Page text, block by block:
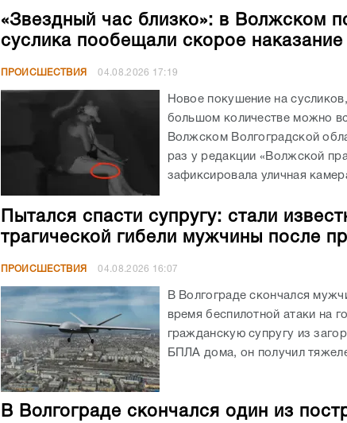
«Звездный час близко»: в Волжском
суслика пообещали скорое наказание
ПРОИСШЕСТВИЯ 04.08.2026 17:19
Новое покушение на
большом количестве можно
Волжском Волгоградской
раз у редакции «Волжской
зафиксировала уличная
Пытался спасти супругу: стали
трагической гибели мужчины после
ПРОИСШЕСТВИЯ 04.08.2026 16:07
В Волгограде скончался
время беспилотной атаки на
гражданскую супругу из
БПЛА дома, он получил
В Волгограде скончался один из